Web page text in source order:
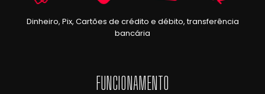
Dinheiro, Pix, Cartões de crédito e débito, transferência
bancária
FUNCIONAMENTO